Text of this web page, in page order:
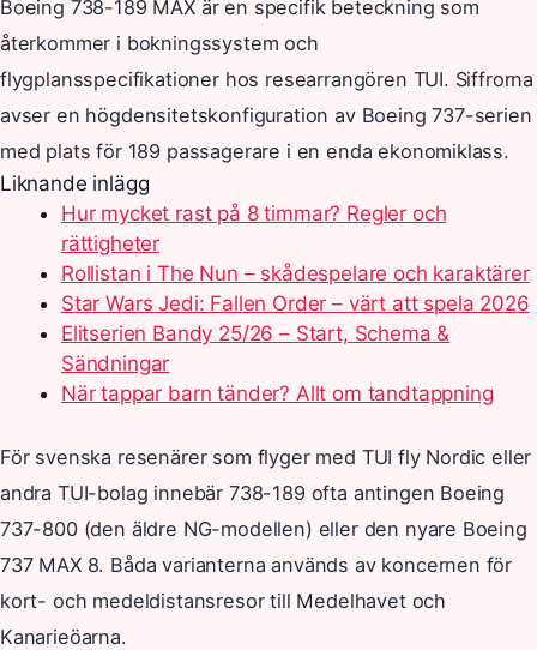
Boeing 738-189 MAX är en specifik beteckning som
återkommer i bokningssystem och
flygplansspecifikationer hos researrangören TUI. Siffrorna
avser en högdensitetskonfiguration av Boeing 737-serien
med plats för 189 passagerare i en enda ekonomiklass.
Liknande inlägg
Hur mycket rast på 8 timmar? Regler och
rättigheter
Rollistan i The Nun – skådespelare och karaktärer
Star Wars Jedi: Fallen Order – värt att spela 2026
Elitserien Bandy 25/26 – Start, Schema &
Sändningar
När tappar barn tänder? Allt om tandtappning
För svenska resenärer som flyger med TUI fly Nordic eller
andra TUI-bolag innebär 738-189 ofta antingen Boeing
737-800 (den äldre NG-modellen) eller den nyare Boeing
737 MAX 8. Båda varianterna används av koncernen för
kort- och medeldistansresor till Medelhavet och
Kanarieöarna.